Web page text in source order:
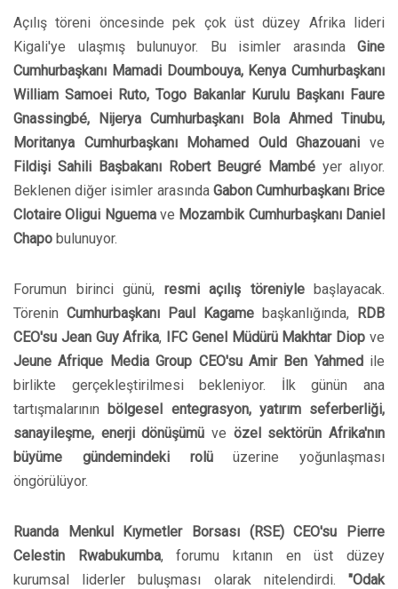
Açılış töreni öncesinde pek çok üst düzey Afrika lideri
Kigali'ye ulaşmış bulunuyor. Bu isimler arasında Gine
Cumhurbaşkanı Mamadi Doumbouya, Kenya Cumhurbaşkanı
William Samoei Ruto, Togo Bakanlar Kurulu Başkanı Faure
Gnassingbé, Nijerya Cumhurbaşkanı Bola Ahmed Tinubu,
Moritanya Cumhurbaşkanı Mohamed Ould Ghazouani ve
Fildişi Sahili Başbakanı Robert Beugré Mambé yer alıyor.
Beklenen diğer isimler arasında Gabon Cumhurbaşkanı Brice
Clotaire Oligui Nguemave Mozambik Cumhurbaşkanı Daniel
Chapo bulunuyor.
Forumun birinci günü, resmi açılış töreniylebaşlayacak.
Törenin Cumhurbaşkanı Paul Kagame başkanlığında, RDB
CEO'su Jean Guy Afrika, IFC Genel Müdürü Makhtar Diop ve
Jeune Afrique Media Group CEO'su Amir Ben Yahmedile
birlikte gerçekleştirilmesi bekleniyor. İlk günün ana
tartışmalarının bölgesel entegrasyon, yatırım seferberliği,
sanayileşme, enerji dönüşümü ve özel sektörün Afrika'nın
büyüme gündemindeki rolüüzerine yoğunlaşması
öngörülüyor.
Ruanda Menkul Kıymetler Borsası (RSE) CEO'su Pierre
Celestin Rwabukumba, forumu kıtanın en üst düzey
kurumsal liderler buluşması olarak nitelendirdi. "Odak